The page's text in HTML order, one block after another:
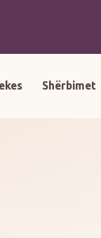
Shërbimet